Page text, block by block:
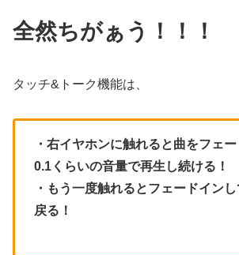
全然ちがぁう！！！
タッチ&トーク機能は、
・右イヤホンに触れると曲をフェ
0.1くらいの音量で再生し続ける！
・もう一度触れるとフェードイン
戻る！